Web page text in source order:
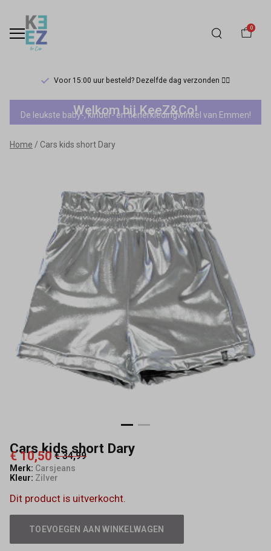
0
Voor 15:00 uur besteld? Dezelfde dag verzonden 🏃‍♀️
Cars
kids
short
Keez&Co
Welkom bij KeeZ&Co!
De leukste baby-, kinder- en tienerkledingwinkel van Emmen!
Home Cars kids short Dary
Cars kids short Dary
€ 10,50 € 34,99
Merk: Carsjeans
Kleur: Zilver
Dit product is uitverkocht.
TOEVOEGEN AAN WINKELWAGEN